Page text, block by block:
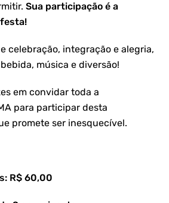
Sua participação é a
celebração, integração e alegria,
música e diversão!
em convidar toda a
para participar desta
promete ser inesquecível.
R$ 60,00